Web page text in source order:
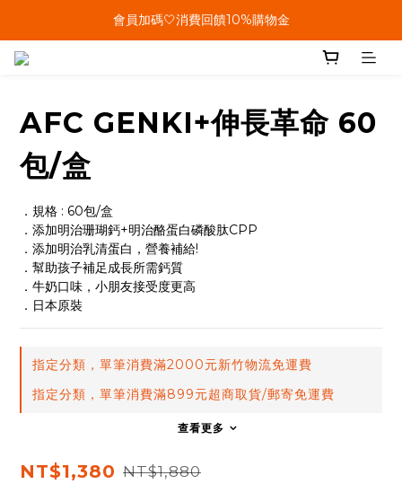
單筆結帳金額滿899🤍超取/郵寄免運費
會員加碼🤍消費回饋10%購物金
AFC GENKI+伸長革命 60
包/盒
．規格 : 60包/盒
．添加明治珊瑚鈣+明治酪蛋白磷酸肽CPP
．添加明治乳清蛋白，營養補給!
．幫助孩子補足成長所需鈣質
．牛奶口味，小朋友接受度更高
．日本原裝
指定分類，單筆消費滿2000元新竹物流免運費
指定分類，單筆消費滿899元超商取貨/郵寄免運費
查看更多
NT$1,380 NT$1,880